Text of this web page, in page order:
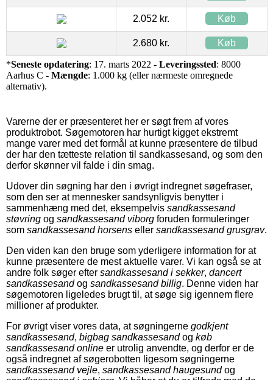
2.052 kr. Køb
2.680 kr. Køb
*Seneste opdatering: 17. marts 2022 - Leveringssted: 8000
Aarhus C - Mængde: 1.000 kg (eller nærmeste omregnede
alternativ).
Varerne der er præsenteret her er søgt frem af vores
produktrobot. Søgemotoren har hurtigt kigget ekstremt
mange varer med det formål at kunne præsentere de tilbud
der har den tætteste relation til sandkassesand, og som den
derfor skønner vil falde i din smag.
Udover din søgning har den i øvrigt indregnet søgefraser,
som den ser at mennesker sandsynligvis benytter i
sammenhæng med det, eksempelvis sandkassesand
støvring og sandkassesand viborg foruden formuleringer
som sandkassesand horsens eller sandkassesand grusgrav.
Den viden kan den bruge som yderligere information for at
kunne præsentere de mest aktuelle varer. Vi kan også se at
andre folk søger efter sandkassesand i sekker, dancert
sandkassesandog sandkassesand billig. Denne viden har
søgemotoren ligeledes brugt til, at søge sig igennem flere
millioner af produkter.
For øvrigt viser vores data, at søgningerne godkjent
sandkassesand, bigbag sandkassesandog køb
sandkassesand online er utrolig anvendte, og derfor er de
også indregnet af søgerobotten ligesom søgningerne
sandkassesand vejle, sandkassesand haugesundog